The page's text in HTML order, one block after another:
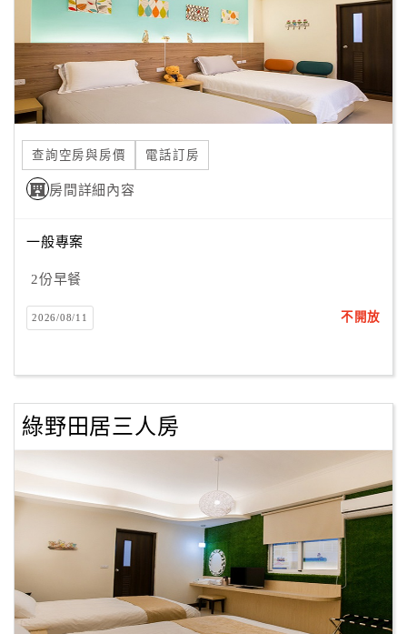
上
客
服
紅
利
查
訂
房
Q&A
旅
卡
收
據
查詢空房與房價 電話訂房
房間詳細內容
一般專案
2份早餐
2026/08/11 不開放
綠野田居三人房